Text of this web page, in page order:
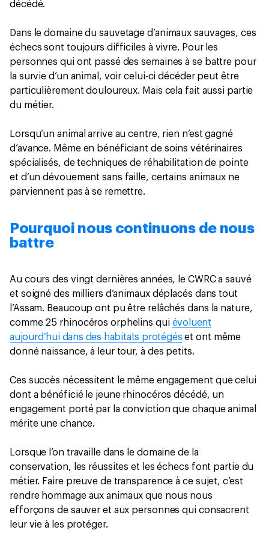
décédé.
Dans le domaine du sauvetage d’animaux sauvages, ces
échecs sont toujours difficiles à vivre. Pour les
personnes qui ont passé des semaines à se battre pour
la survie d’un animal, voir celui-ci décéder peut être
particulièrement douloureux. Mais cela fait aussi partie
du métier.
Lorsqu’un animal arrive au centre, rien n’est gagné
d’avance. Même en bénéficiant de soins vétérinaires
spécialisés, de techniques de réhabilitation de pointe
et d’un dévouement sans faille, certains animaux ne
parviennent pas à se remettre.
Pourquoi nous continuons de nous
battre
Au cours des vingt dernières années, le CWRC a sauvé
et soigné des milliers d’animaux déplacés dans tout
l’Assam. Beaucoup ont pu être relâchés dans la nature,
comme 25 rhinocéros orphelins qui évoluent
aujourd’hui dans des habitats protégés et ont même
donné naissance, à leur tour, à des petits.
Ces succès nécessitent le même engagement que celui
dont a bénéficié le jeune rhinocéros décédé, un
engagement porté par la conviction que chaque animal
mérite une chance.
Lorsque l’on travaille dans le domaine de la
conservation, les réussites et les échecs font partie du
métier. Faire preuve de transparence à ce sujet, c’est
rendre hommage aux animaux que nous nous
efforçons de sauver et aux personnes qui consacrent
leur vie à les protéger.